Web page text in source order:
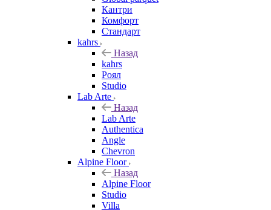
Кантри
Комфорт
Стандарт
kahrs
Назад
kahrs
Роял
Studio
Lab Arte
Назад
Lab Arte
Authentica
Angle
Chevron
Alpine Floor
Назад
Alpine Floor
Studio
Villa